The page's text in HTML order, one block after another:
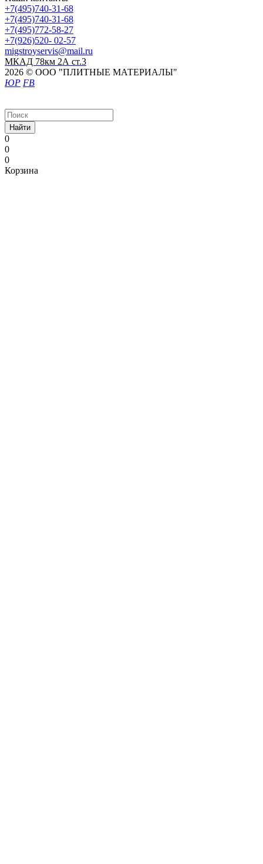
+7(495)740-31-68
+7(495)740-31-68
+7(495)772-58-27
+7(926)520- 02-57
migstroyservis@mail.ru
МКАД 78км 2А ст.3
2026 © ООО "ПЛИТНЫЕ МАТЕРИАЛЫ"
ЮР FB
Найти
0
0
0
Корзина